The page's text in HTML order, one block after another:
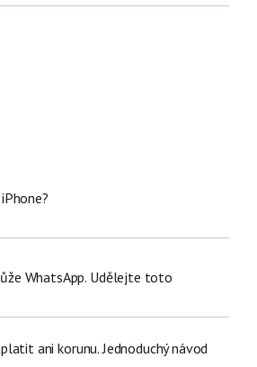
WhatsApp. Udělejte toto
ani korunu. Jednoduchý návod